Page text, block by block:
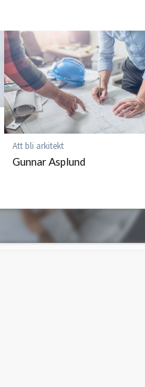
Att bli arkitekt
Gunnar Asplund